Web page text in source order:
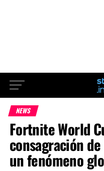
NEWS
Fortnite World
consagración
un fenómeno